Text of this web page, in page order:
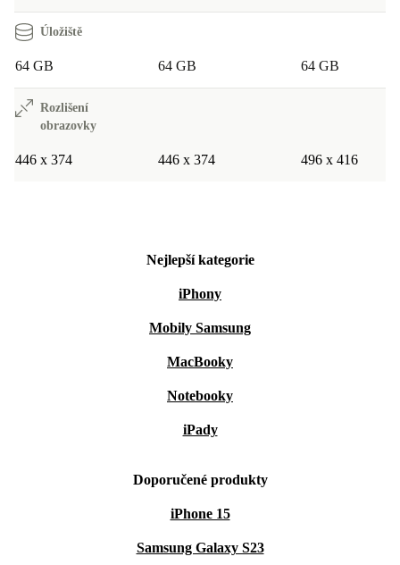
Úložiště
64 GB 64 GB 64 GB
Rozlišení
obrazovky
446 x 374 446 x 374 496 x 416
Nejlepší kategorie
iPhony
Mobily Samsung
MacBooky
Notebooky
iPady
Doporučené produkty
iPhone 15
Samsung Galaxy S23